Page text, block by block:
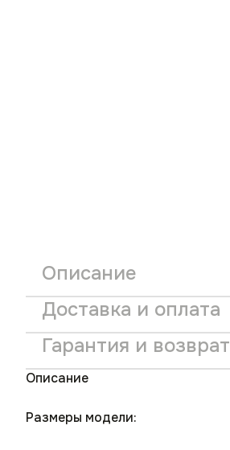
Описание
Доставка и оплата
Гарантия и возврат
Описание
Размеры модели: